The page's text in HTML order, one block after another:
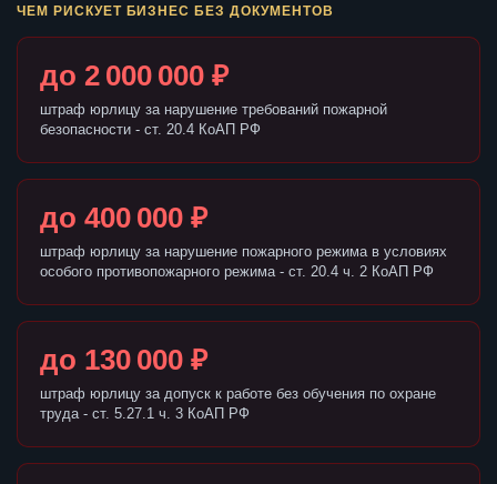
ЧЕМ РИСКУЕТ БИЗНЕС БЕЗ ДОКУМЕНТОВ
до 2 000 000 ₽
штраф юрлицу за нарушение требований пожарной
безопасности - ст. 20.4 КоАП РФ
до 400 000 ₽
штраф юрлицу за нарушение пожарного режима в условиях
особого противопожарного режима - ст. 20.4 ч. 2 КоАП РФ
до 130 000 ₽
штраф юрлицу за допуск к работе без обучения по охране
труда - ст. 5.27.1 ч. 3 КоАП РФ